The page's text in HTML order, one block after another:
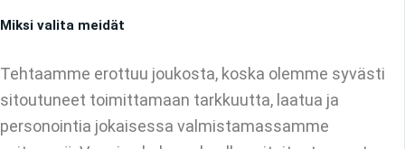
Miksi valita meidät
Tehtaamme erottuu joukosta, koska olemme syvästi
sitoutuneet toimittamaan tarkkuutta, laatua ja
personointia jokaisessa valmistamassamme